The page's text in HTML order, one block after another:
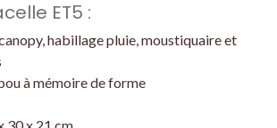
ET5 :
habillage pluie, moustiquaire et
à mémoire de forme